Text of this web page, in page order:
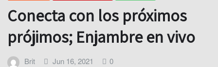
Conecta con los próximos
prójimos; Enjambre en vivo
Brit Jun 16, 2021 0